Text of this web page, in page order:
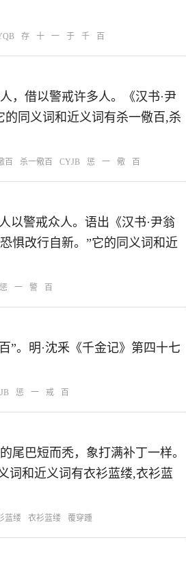
存 十 一 于 千 百
，借以警戒许多人。《汉书·尹
同义词和近义词有杀一儆百,杀
百 杀一儆百 CYJB 惩 一 儆 百
以警戒众人。语出《汉书·尹翁
惧改行自新。”它的同义词和近
惩 一 警 百
”。明·沈釆《千金记》第四十七
惩 一 戒 百
尾巴短而秃，象打满补丁一样。
词和近义词有衣衫蓝缕,衣衫蓝
蓝缕 衣衫蓝缕
覆穿踵